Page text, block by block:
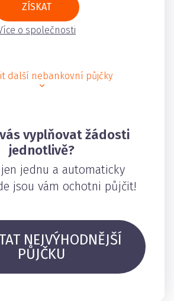
ZÍSKAT
o společnosti
další nebankovní půjčky
vyplňovat žádosti
jednotlivě?
jednu a automaticky
jsou vám ochotni půjčit!
NEJVÝHODNĚJŠÍ
PŮJČKU